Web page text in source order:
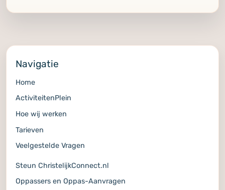
Navigatie
Home
ActiviteitenPlein
Hoe wij werken
Tarieven
Veelgestelde Vragen
Steun ChristelijkConnect.nl
Oppassers en Oppas-Aanvragen